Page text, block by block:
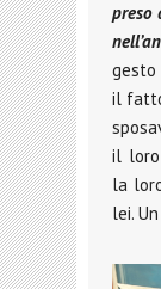
preso
il
il loro
la
lei.